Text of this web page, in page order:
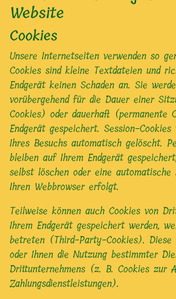
Website
Cookies
Unsere Internetseiten verwenden so
Cookies sind kleine Textdateien und
Endgerät keinen Schaden an. Sie
vorübergehend für die Dauer einer
Cookies) oder dauerhaft (permanente
Endgerät gespeichert. Session-Cookies
Ihres Besuchs automatisch gelöscht.
bleiben auf Ihrem Endgerät
selbst löschen oder eine automatische
Ihren Webbrowser erfolgt.
Teilweise können auch Cookies von
Ihrem Endgerät gespeichert werden,
betreten (Third-Party-Cookies). Diese
oder Ihnen die Nutzung bestimmter
Drittunternehmens (z. B. Cookies zur
Zahlungsdienstleistungen).